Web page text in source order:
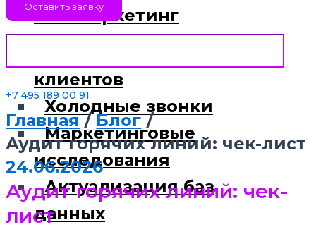
телемаркетинг
клиентов
Холодные звонки
Маркетинговые
исследования
Актуализация баз
данных
Оставить заявку
+7 495 189 00 91
Главная
Блог
Аудит горячих линий: чек-лист
24.06.2026
Аудит горячих линий: чек-
лист